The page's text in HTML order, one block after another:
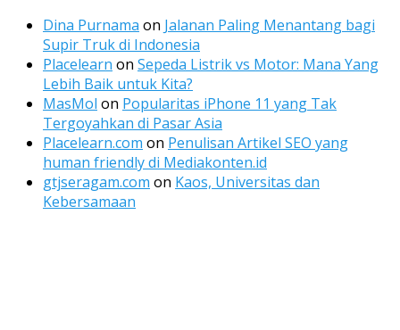
Dina Purnama on Jalanan Paling Menantang bagi
Supir Truk di Indonesia
Placelearn on Sepeda Listrik vs Motor: Mana Yang
Lebih Baik untuk Kita?
MasMol on Popularitas iPhone 11 yang Tak
Tergoyahkan di Pasar Asia
Placelearn.com on Penulisan Artikel SEO yang
human friendly di Mediakonten.id
gtjseragam.com on Kaos, Universitas dan
Kebersamaan